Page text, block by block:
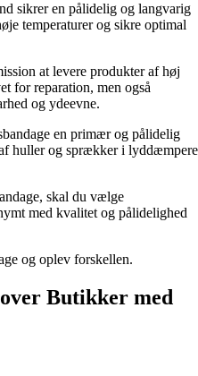
sikrer en pålidelig og langvarig
temperaturer og sikre optimal
at levere produkter af høj
for reparation, men også
og ydeevne.
en primær og pålidelig
huller og sprækker i lyddæmpere
skal du vælge
med kvalitet og pålidelighed
og oplev forskellen.
Butikker med